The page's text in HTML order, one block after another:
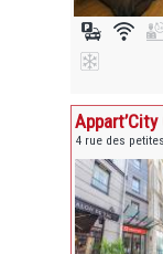
4 rue des